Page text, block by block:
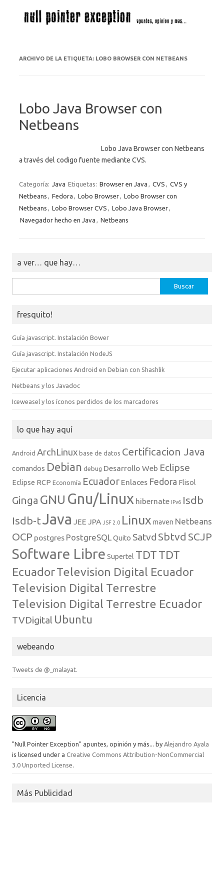
ARCHIVO DE LA ETIQUETA: LOBO BROWSER CON NETBEANS
Lobo Java Browser con
Netbeans
Lobo Java Browser con Netbeans
a través del codigo fuente mediante CVS.
Categoría: Java Etiquetas: Browser en Java , CVS , CVS y
Netbeans , Fedora , Lobo Browser, Lobo Browser con
Netbeans , Lobo Browser CVS , Lobo Java Browser,
Navegador hecho en Java , Netbeans
a ver… que hay…
fresquito!
Guía javascript. Instalación Bower
Guía javascript. Instalación NodeJS
Ejecutar aplicaciones Android en Debian con Shashlik
Netbeans y los Javadoc
Iceweasel y los íconos perdidos de los marcadores
lo que hay aquí
Android ArchLinux base de datos Certificacion Java
comandos Debian debug Desarrollo Web Eclipse
Eclipse RCP Economía Ecuador Enlaces Fedora Flisol
Ginga GNU Gnu/Linux hibernate IPv6 Isdb
Isdb-tJava JEE JPA JSF 2.0 Linux maven Netbeans
OCP postgres PostgreSQLQuito Satvd Sbtvd SCJP
Software Libre Supertel TDT TDT
EcuadorTelevision Digital Ecuador
Television Digital Terrestre
Television Digital Terrestre Ecuador
TVDigital Ubuntu
webeando
Tweets de @_malayat.
Licencia
"Null Pointer Exception" apuntes, opinión y más... by Alejandro Ayala
is licensed under a Creative Commons Attribution-NonCommercial
3.0 Unported License.
Más Publicidad